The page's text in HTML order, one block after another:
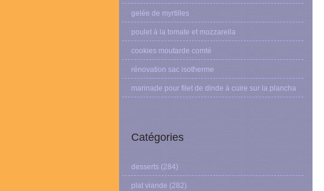
gelée de myrtilles
poulet à la tomate et mozzarella
cookies moutarde comté
rénovation sac isotherme
marinade pour filet de dinde à cuire sur la plancha
Catégories
desserts (284)
plat viande (282)